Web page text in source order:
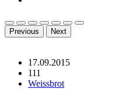
Previous Next
17.09.2015
111
Weissbrot